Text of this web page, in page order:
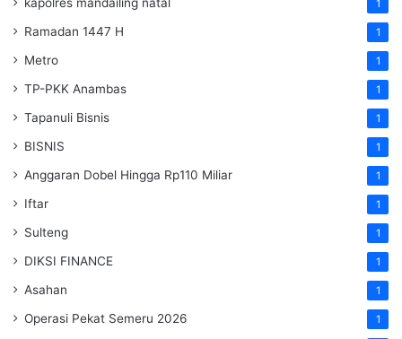
1
Ramadan 1447 H 1
Metro 1
TP-PKK Anambas 1
Tapanuli Bisnis 1
BISNIS 1
Anggaran Dobel Hingga Rp110 Miliar 1
Iftar 1
Sulteng 1
DIKSI FINANCE 1
Asahan 1
Operasi Pekat Semeru 2026 1